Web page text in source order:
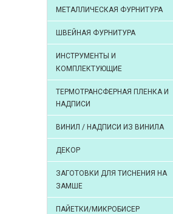
МЕТАЛЛИЧЕСКАЯ ФУРНИТУРА
ШВЕЙНАЯ ФУРНИТУРА
ИНСТРУМЕНТЫ И
КОМПЛЕКТУЮЩИЕ
ТЕРМОТРАНСФЕРНАЯ ПЛЕНКА И
НАДПИСИ
ВИНИЛ / НАДПИСИ ИЗ ВИНИЛА
ДЕКОР
ЗАГОТОВКИ ДЛЯ ТИСНЕНИЯ НА
ЗАМШЕ
ПАЙЕТКИ/МИКРОБИСЕР